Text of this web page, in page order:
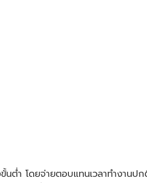
นต่ำ โดยจ่ายตอบแทนเวลาทำงานปก